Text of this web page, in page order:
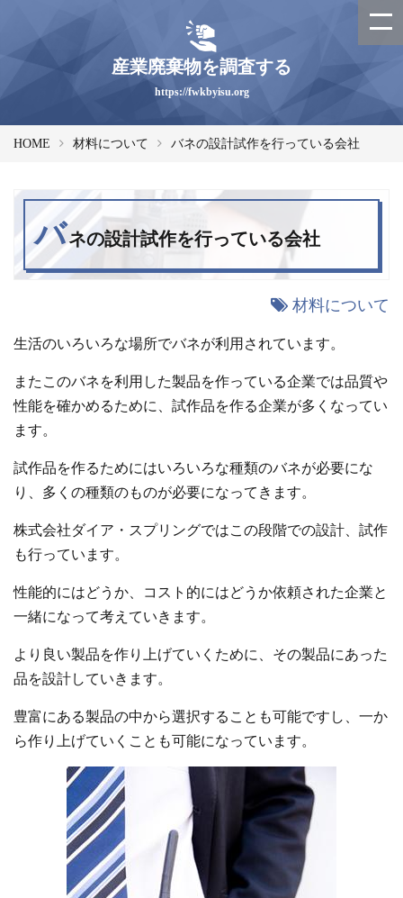
産業廃棄物を調査する
https://fwkbyisu.org
HOME 材料について バネの設計試作を行っている会社
バネの設計試作を行っている会社
材料について
生活のいろいろな場所でバネが利用されています。
またこのバネを利用した製品を作っている企業では品質や
性能を確かめるために、試作品を作る企業が多くなってい
ます。
試作品を作るためにはいろいろな種類のバネが必要にな
り、多くの種類のものが必要になってきます。
株式会社ダイア・スプリングではこの段階での設計、試作
も行っています。
性能的にはどうか、コスト的にはどうか依頼された企業と
一緒になって考えていきます。
より良い製品を作り上げていくために、その製品にあった
品を設計していきます。
豊富にある製品の中から選択することも可能ですし、一か
ら作り上げていくことも可能になっています。